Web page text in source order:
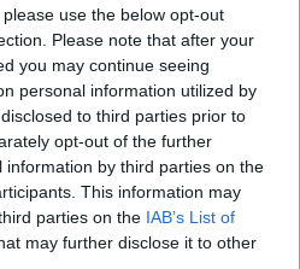
use the below opt-out
Please note that after your
you may continue seeing
personal information utilized by
to third parties prior to
opt-out of the further
by third parties on the
This information may
parties on the IAB’s List of
may further disclose it to other